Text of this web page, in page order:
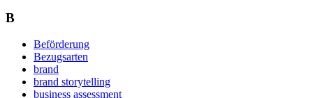
B
Beförderung
Bezugsarten
brand
brand storytelling
business assessment